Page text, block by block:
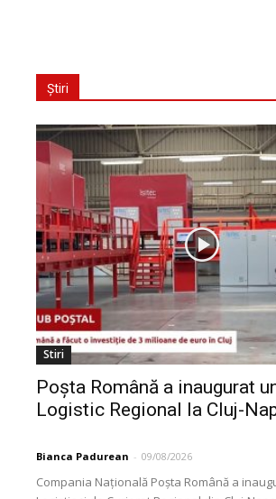
Știri
Stiri
Poșta Română a inaugurat
Logistic Regional la Cluj-
Bianca Padurean - 09/08/2026
Compania Națională Poșta Română a